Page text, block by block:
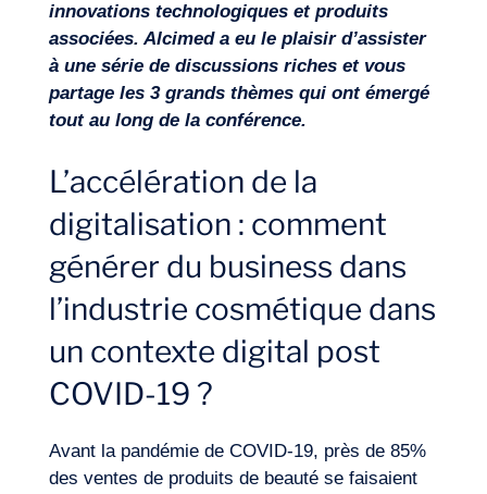
Expertises
innovations technologiques et produits
associées. Alcimed a eu le plaisir d’assister
à une série de discussions riches et vous
partage les 3 grands thèmes qui ont émergé
tout au long de la conférence.
L’accélération de la
digitalisation : comment
générer du business dans
l’industrie cosmétique dans
un contexte digital post
COVID-19 ?
Avant la pandémie de COVID-19, près de 85%
des ventes de produits de beauté se faisaient